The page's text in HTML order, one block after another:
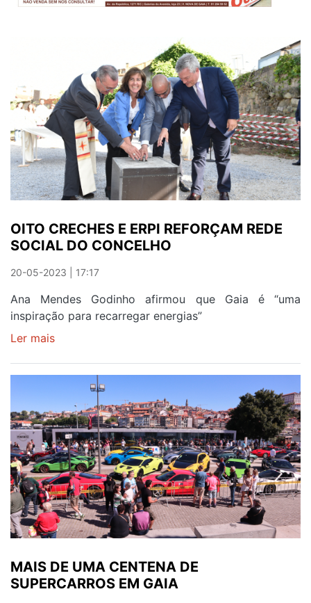
OITO CRECHES E ERPI REFORÇAM REDE
SOCIAL DO CONCELHO
20-05-2023 | 17:17
Ana Mendes Godinho afirmou que Gaia é “uma
inspiração para recarregar energias”
Ler mais
ERPI
REFORÇAM
REDE
SOCIAL
DO
CONCELHO
MAIS DE UMA CENTENA DE
SUPERCARROS EM GAIA